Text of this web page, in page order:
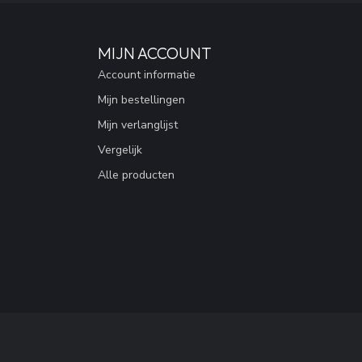
MIJN ACCOUNT
Account informatie
Mijn bestellingen
Mijn verlanglijst
Vergelijk
Alle producten